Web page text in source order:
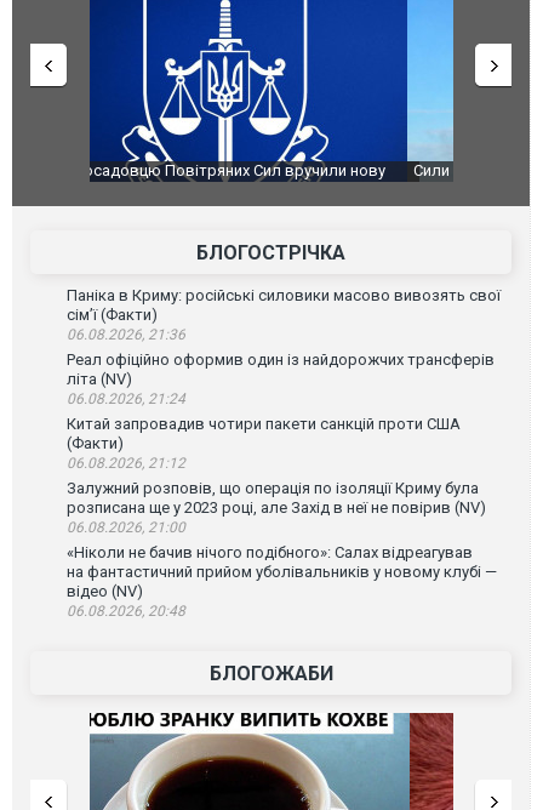
Сили оборони уразили Ярославський НПЗ:
атаку. ВІДЕО
Неймар
БЛОГОСТРІЧКА
Паніка в Криму: російські силовики масово вивозять свої
сім’ї (Факти)
06.08.2026, 21:36
Реал офіційно оформив один із найдорожчих трансферів
літа (NV)
06.08.2026, 21:24
Китай запровадив чотири пакети санкцій проти США
(Факти)
06.08.2026, 21:12
Залужний розповів, що операція по ізоляції Криму була
розписана ще у 2023 році, але Захід в неї не повірив (NV)
06.08.2026, 21:00
«Ніколи не бачив нічого подібного»: Салах відреагував
на фантастичний прийом уболівальників у новому клубі —
відео (NV)
06.08.2026, 20:48
БЛОГОЖАБИ